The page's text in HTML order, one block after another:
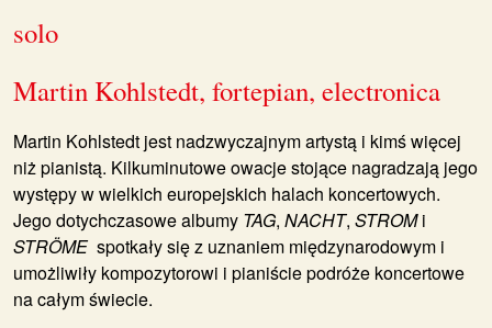
solo
Martin Kohlstedt, fortepian, electronica
Martin Kohlstedt jest nadzwyczajnym artystą i kimś więcej
niż pianistą. Kilkuminutowe owacje stojące nagradzają jego
występy w wielkich europejskich halach koncertowych.
Jego dotychczasowe albumy TAG, NACHT, STROMi
STRÖME spotkały się z uznaniem międzynarodowym i
umożliwiły kompozytorowi i pianiście podróże koncertowe
na całym świecie.